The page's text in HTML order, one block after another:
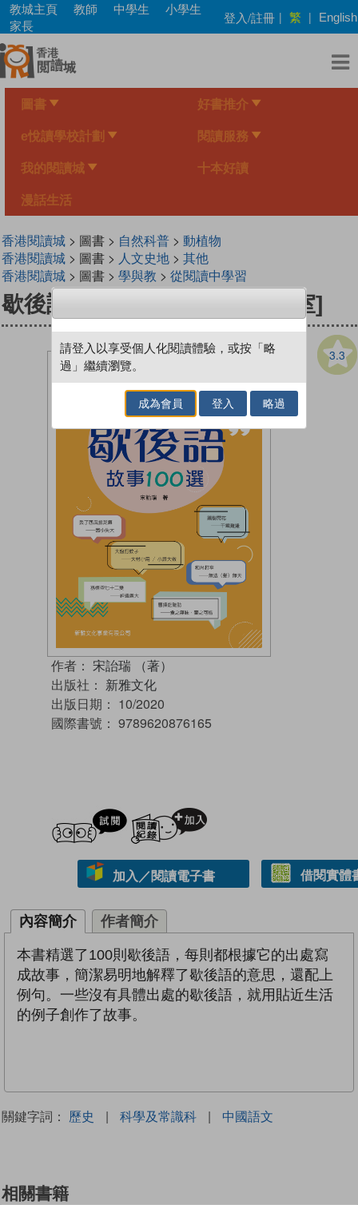
Skip
main
content
教城主頁 教師 中學生
小學生
家長
登入/註冊 | 繁 | English
圖書 好書推介
e悅讀學校計劃 閱讀服務
我的閱讀城 十本好讀
漫話生活
香港閱讀城> 圖書 > 自然科普> 動植物
香港閱讀城> 圖書 > 人文史地> 其他
香港閱讀城> 圖書 > 學與教 > 從閱讀中學習
歇後語故事100選[新雅中文教室]
3.3
作者： 宋詒瑞 （著）
出版社： 新雅文化
出版日期： 10/2020
國際書號： 9789620876165
試閲
加入／閱讀電子書 借閱實體
內容簡介 作者簡介
本書精選了100則歇後語，每則都根據它的出處寫
成故事，簡潔易明地解釋了歇後語的意思，還配上
例句。一些沒有具體出處的歇後語，就用貼近生活
的例子創作了故事。
關鍵字詞： 歷史 | 科學及常識科 | 中國語文
相關書籍
請登入以享受個人化閱讀體驗，或按「略
過」繼續瀏覽。
成為會員 登入 略過